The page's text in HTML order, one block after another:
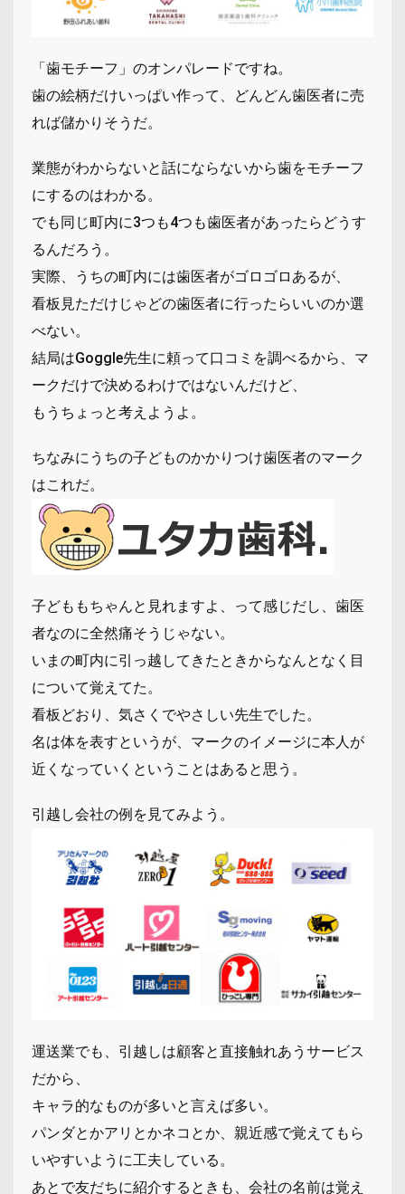
「歯モチーフ」のオンパレードですね。
歯の絵柄だけいっぱい作って、どんどん歯医者に売
れば儲かりそうだ。
業態がわからないと話にならないから歯をモチーフ
にするのはわかる。
でも同じ町内に3つも4つも歯医者があったらどうす
るんだろう。
実際、うちの町内には歯医者がゴロゴロあるが、
看板見ただけじゃどの歯医者に行ったらいいのか選
べない。
結局はGoggle先生に頼って口コミを調べるから、マ
ークだけで決めるわけではないんだけど、
もうちょっと考えようよ。
ちなみにうちの子どものかかりつけ歯医者のマーク
はこれだ。
子どももちゃんと見れますよ、って感じだし、歯医
者なのに全然痛そうじゃない。
いまの町内に引っ越してきたときからなんとなく目
について覚えてた。
看板どおり、気さくでやさしい先生でした。
名は体を表すというが、マークのイメージに本人が
近くなっていくということはあると思う。
引越し会社の例を見てみよう。
運送業でも、引越しは顧客と直接触れあうサービス
だから、
キャラ的なものが多いと言えば多い。
パンダとかアリとかネコとか、親近感で覚えてもら
いやすいように工夫している。
あとで友だちに紹介するときも、会社の名前は覚え